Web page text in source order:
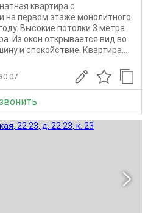
квартира с
на первом этаже монолитного
Высокие потолки 3 метра
Из окон открывается вид во
и спокойствие. Квартира...
30.07